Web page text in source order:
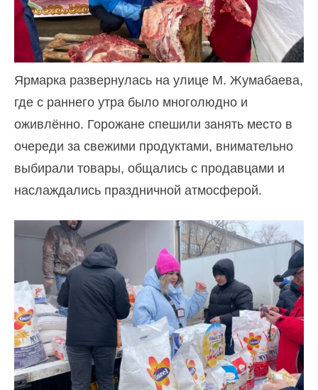
Ярмарка развернулась на улице М. Жумабаева,
где с раннего утра было многолюдно и
оживлённо. Горожане спешили занять место в
очереди за свежими продуктами, внимательно
выбирали товары, общались с продавцами и
наслаждались праздничной атмосферой.